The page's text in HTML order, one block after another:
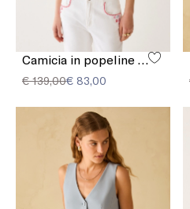
€ 139,00€ 83,00